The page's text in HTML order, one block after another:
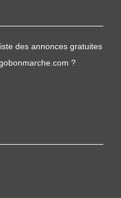
des annonces gratuites
?